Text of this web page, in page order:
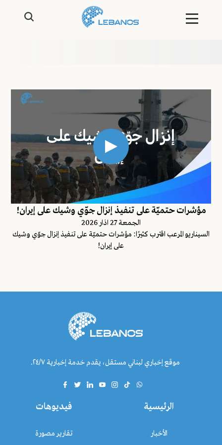
مؤشرات حتميّة على تنفيذ إنزال جوّي وشيك على إيران!
الجمعة 27 اذار 2026
السيناريو المرعب اقترب كثيرًا: مؤشرات حتميّة على تنفيذ إنزال جوّي وشيك
على إيران!
موقع إخباري لبناني مستقل، يقدم خدمة إخبارية ٢٤/٧.
الرئيسية
الأخبار
فيديوهات
تقارير مصورة